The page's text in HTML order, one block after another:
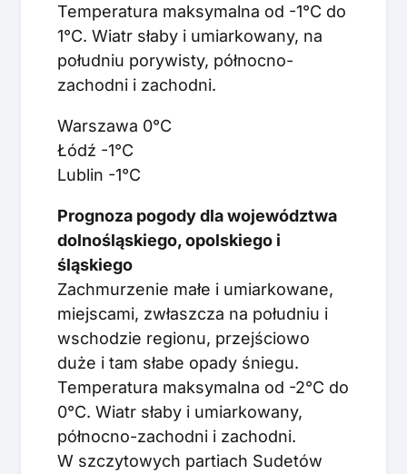
Temperatura maksymalna od -1°C do
1°C. Wiatr słaby i umiarkowany, na
południu porywisty, północno-
zachodni i zachodni.
Warszawa 0°C
Łódź -1°C
Lublin -1°C
Prognoza pogody dla województwa
dolnośląskiego, opolskiego i
śląskiego
Zachmurzenie małe i umiarkowane,
miejscami, zwłaszcza na południu i
wschodzie regionu, przejściowo
duże i tam słabe opady śniegu.
Temperatura maksymalna od -2°C do
0°C. Wiatr słaby i umiarkowany,
północno-zachodni i zachodni.
W szczytowych partiach Sudetów